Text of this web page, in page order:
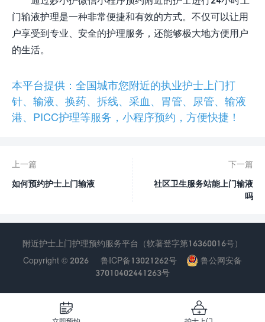
门输液护理是一种非常便捷和有效的方式。不仅可以让用
户享受到专业、安全的护理服务，还能够极大地方便用户
的生活。
本平台提供：全国城市您附近的执业护士上门打
针、输液、换药、拆线、采血、胃管、尿管、输液
港、PICC护理等服务，小程序预约，方便快捷！
上一篇
如何预约护士上门输液
下一篇
社区卫生服务站能上门输液
吗
 
附近护士上门护理预约服务平台（软著登字第16360016号）
Copyright © 2026
鲁ICP备13021262号
鲁公网安备
37010402441263号